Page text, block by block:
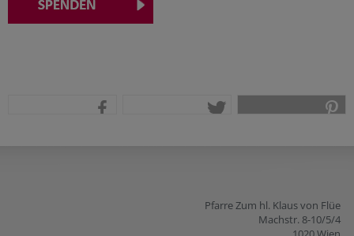
Pfarre Zum hl. Klaus von Flüe
Machstr. 8-10/5/4